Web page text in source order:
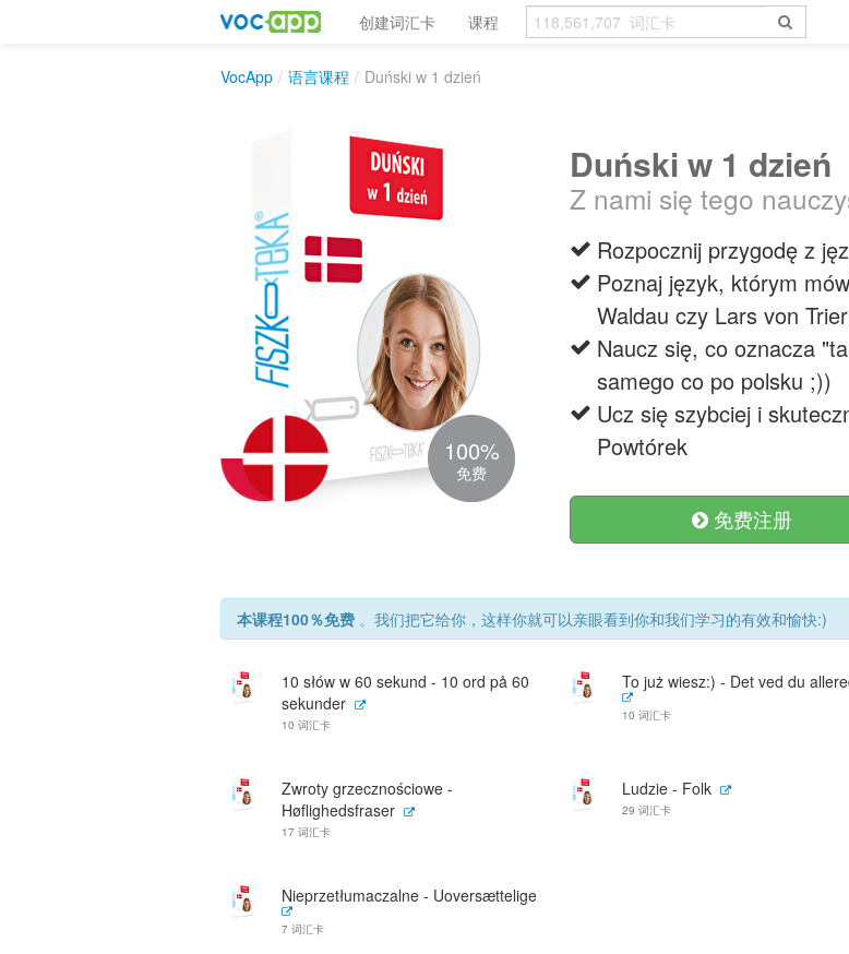
创建词汇卡 课程
VocApp / 语言课程 / Duński w 1 dzień
100%
免费
Duński w 1 dzień
Z nami się tego
Rozpocznij przygodę z
Poznaj język, którym
Waldau czy Lars von
Naucz się, co oznacza
samego co po polsku ;))
Ucz się szybciej i
Powtórek
免费注册
本课程100％免费 。我们把它给你，这样你就可以亲眼看到你和我们学习的有效和愉快:)
10 słów w 60 sekund - 10 ord på 60
sekunder
10 词汇卡
To już wiesz:) - Det ved du
10 词汇卡
Zwroty grzecznościowe -
Høflighedsfraser
17 词汇卡
Ludzie - Folk
29 词汇卡
Nieprzetłumaczalne - Uoversættelige
7 词汇卡